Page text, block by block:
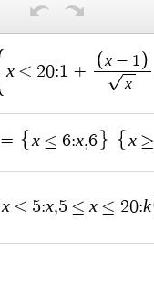
x ≤ 20:1 +
x − 1
x
= x ≤ 6:x,6 x ≥
x < 5:x,5 ≤ x ≤ 20:k